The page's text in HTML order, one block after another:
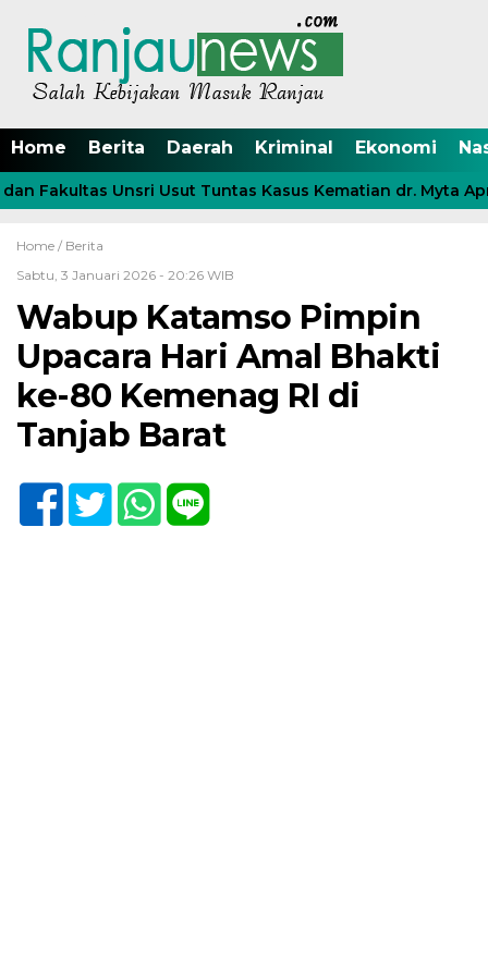
Home Berita Daerah Kriminal Ekonomi
Fakultas Unsri Usut Tuntas Kasus Kematian dr. Myta
Home / Berita
Sabtu, 3 Januari 2026 - 20:26 WIB
Wabup Katamso Pimpin
Upacara Hari Amal Bhakti
ke-80 Kemenag RI di
Tanjab Barat